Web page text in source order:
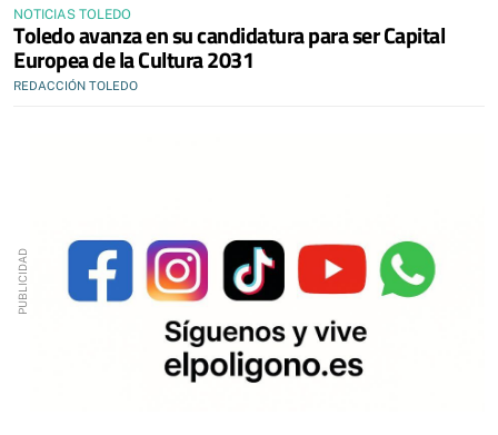
NOTICIAS TOLEDO
Toledo avanza en su candidatura para ser Capital
Europea de la Cultura 2031
REDACCIÓN TOLEDO